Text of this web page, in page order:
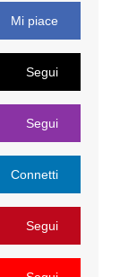
Mi piace
Segui
Segui
Connetti
Segui